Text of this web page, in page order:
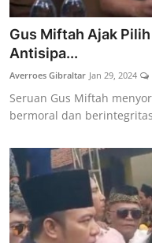
Gus Miftah Ajak
Antisipa...
Averroes Gibraltar Jan 29, 2024
Seruan Gus Miftah
bermoral dan